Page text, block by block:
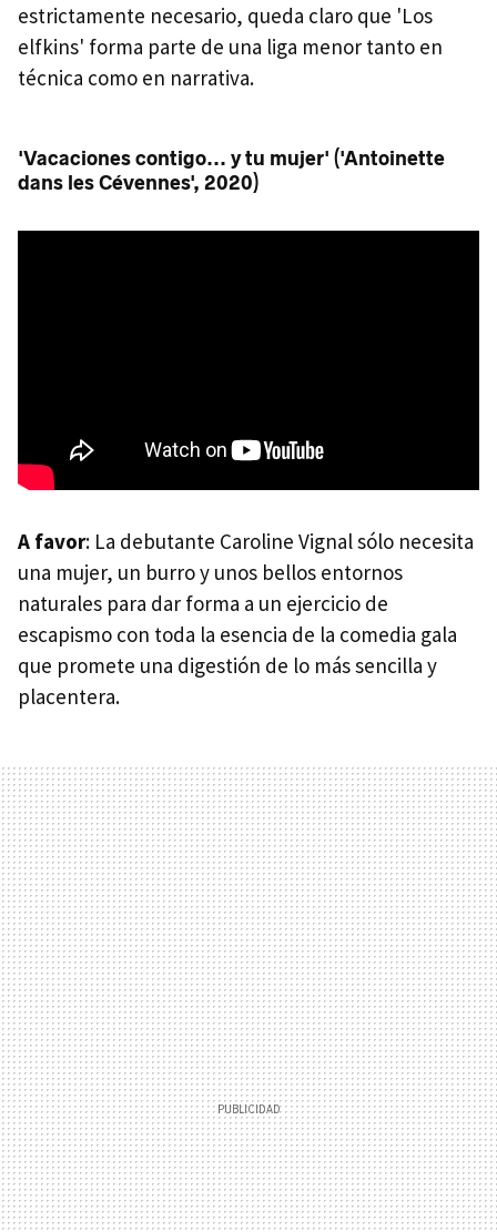
estrictamente necesario, queda claro que 'Los
elfkins' forma parte de una liga menor tanto en
técnica como en narrativa.
'Vacaciones contigo... y tu mujer' ('Antoinette
dans les Cévennes', 2020)
A favor: La debutante Caroline Vignal sólo necesita
una mujer, un burro y unos bellos entornos
naturales para dar forma a un ejercicio de
escapismo con toda la esencia de la comedia gala
que promete una digestión de lo más sencilla y
placentera.